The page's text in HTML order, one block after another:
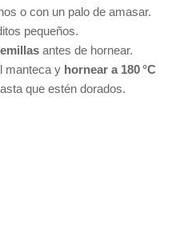
o con un palo de amasar.
pequeños.
antes de hornear.
manteca y hornear a 180 °C
que estén dorados.